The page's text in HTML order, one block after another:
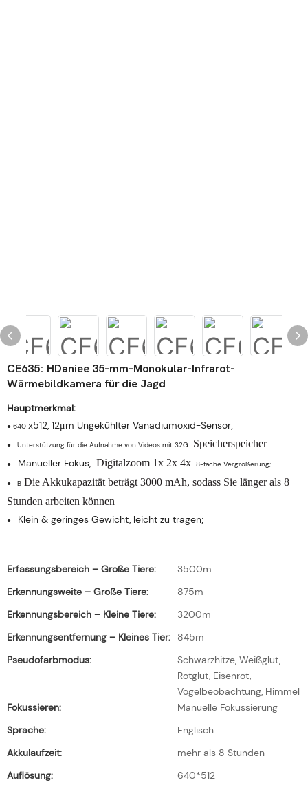
CE635: HDaniee 35-mm-Monokular-Infrarot-
Wärmebildkamera für die Jagd
Hauptmerkmal:
● 640 x512, 12μm Ungekühlter Vanadiumoxid-Sensor;
● Unterstützung für die Aufnahme von Videos mit 32G Speicherspeicher
● Manueller Fokus, Digitalzoom 1x 2x 4x 8-fache Vergrößerung;
● B Die Akkukapazität beträgt 3000 mAh, sodass Sie länger als 8
Stunden arbeiten können
● Klein & geringes Gewicht, leicht zu tragen;
Erfassungsbereich – Große Tiere:
3500m
Erkennungsweite – Große Tiere:
875m
Erkennungsbereich – Kleine Tiere:
3200m
Erkennungsentfernung – Kleines Tier:
845m
Pseudofarbmodus:
Schwarzhitze, Weißglut,
Rotglut, Eisenrot,
Vogelbeobachtung, Himmel
Fokussieren:
Manuelle Fokussierung
Sprache:
Englisch
Akkulaufzeit:
mehr als 8 Stunden
Auflösung:
640*512